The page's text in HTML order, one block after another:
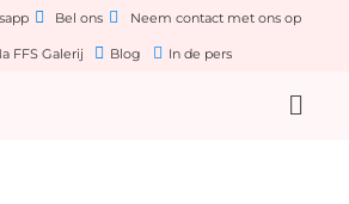
Bel ons Neem contact met ons op
FFS Galerij Blog In de pers